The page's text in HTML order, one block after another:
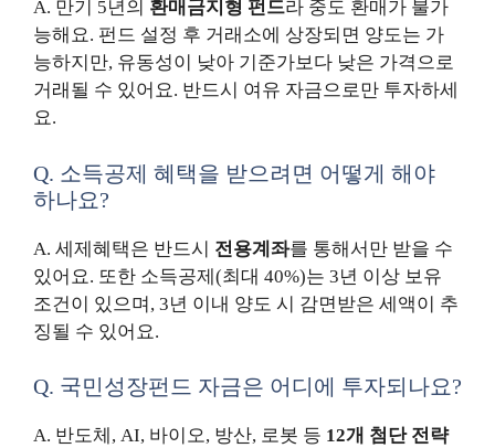
A. 만기 5년의 환매금지형 펀드라 중도 환매가 불가
능해요. 펀드 설정 후 거래소에 상장되면 양도는 가
능하지만, 유동성이 낮아 기준가보다 낮은 가격으로
거래될 수 있어요. 반드시 여유 자금으로만 투자하세
요.
Q. 소득공제 혜택을 받으려면 어떻게 해야
하나요?
A. 세제혜택은 반드시 전용계좌를 통해서만 받을 수
있어요. 또한 소득공제(최대 40%)는 3년 이상 보유
조건이 있으며, 3년 이내 양도 시 감면받은 세액이 추
징될 수 있어요.
Q. 국민성장펀드 자금은 어디에 투자되나요?
A. 반도체, AI, 바이오, 방산, 로봇 등 12개 첨단 전략